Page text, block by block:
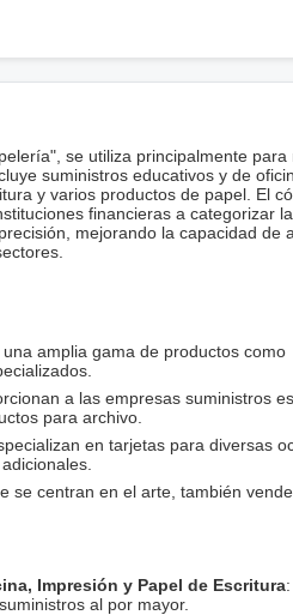
se utiliza principalmente para
suministros educativos y de
y varios productos de papel. El
financieras a categorizar
mejorando la capacidad de
una amplia gama de productos como
a las empresas suministros
para archivo.
en tarjetas para diversas
se centran en el arte, también
Impresión y Papel de Escritura
al por mayor.